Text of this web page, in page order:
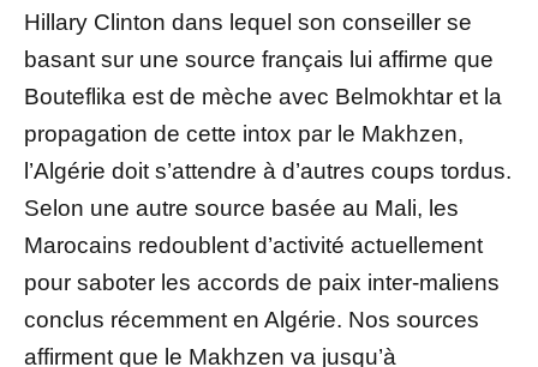
Hillary Clinton dans lequel son conseiller se
basant sur une source français lui affirme que
Bouteflika est de mèche avec Belmokhtar et la
propagation de cette intox par le Makhzen,
l’Algérie doit s’attendre à d’autres coups tordus.
Selon une autre source basée au Mali, les
Marocains redoublent d’activité actuellement
pour saboter les accords de paix inter-maliens
conclus récemment en Algérie. Nos sources
affirment que le Makhzen va jusqu’à